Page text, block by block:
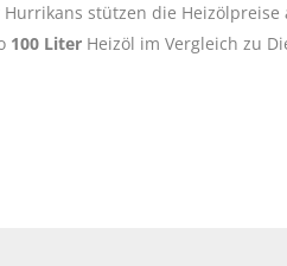
stützen die
100 Liter Heizöl im Vergleich zu